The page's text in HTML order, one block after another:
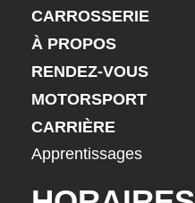
CARROSSERIE
À PROPOS
RENDEZ-VOUS
MOTORSPORT
CARRIÈRE
Apprentissages